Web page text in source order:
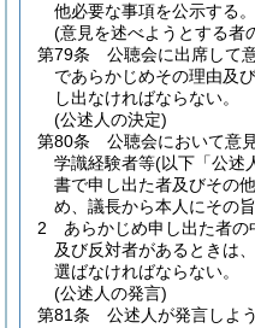
他必要な事項を公示する。
(意見を述べようとする者
第79条
公聴会に出席して
であらかじめその理由及
し出なければならない。
(公述人の決定)
第80条
公聴会において意
学識経験者等(以下「公述
書で申し出た者及びその
め、議長から本人にその旨
2
あらかじめ申し出た者
及び反対者があるときは
選ばなければならない。
(公述人の発言)
第81条
公述人が発言しよ